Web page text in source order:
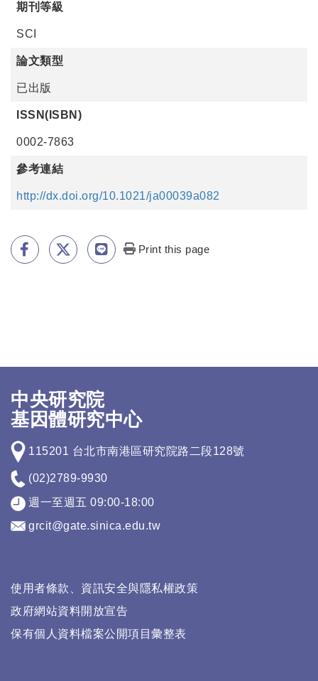
期刊等級
SCI
論文類型
已出版
ISSN(ISBN)
0002-7863
參考連結
http://dx.doi.org/10.1021/ja00039a082
Print this page
中央研究院
基因體研究中心
115201 台北市南港區研究院路二段128號
(02)2789-9930
週一至週五 09:00-18:00
grcit@gate.sinica.edu.tw
使用者條款、資訊安全與隱私權政策
政府網站資料開放宣告
保有個人資料檔案公開項目彙整表